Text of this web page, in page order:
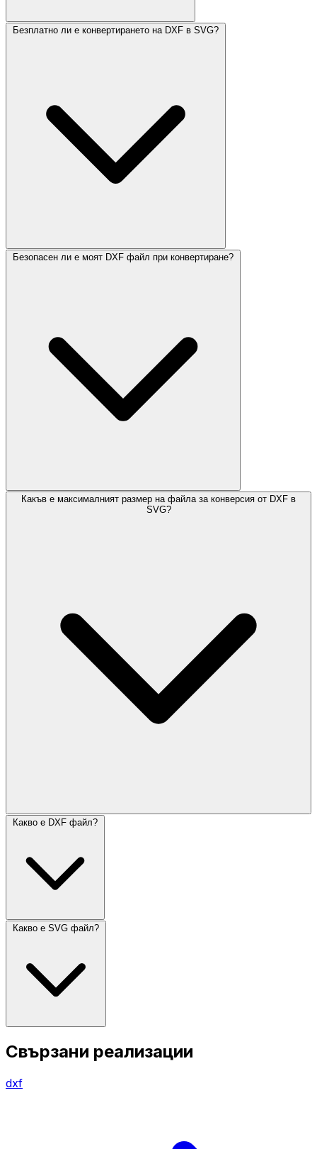
Безплатно ли е конвертирането на DXF в SVG?
Безопасен ли е моят DXF файл при конвертиране?
Какъв е максималният размер на файла за конверсия от DXF в
SVG?
Какво е DXF файл?
Какво е SVG файл?
Свързани реализации
dxf